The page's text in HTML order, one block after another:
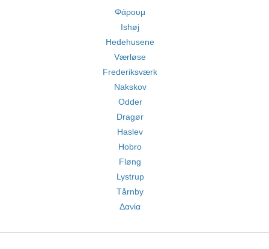
Φάρουμ
Ishøj
Hedehusene
Værløse
Frederiksværk
Nakskov
Odder
Dragør
Haslev
Hobro
Fløng
Lystrup
Tårnby
Δανία